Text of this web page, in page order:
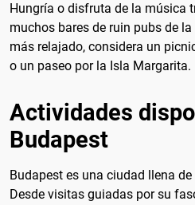
Hungría o disfruta de la música
muchos bares de ruin pubs de
más relajado, considera un
o un paseo por la Isla Margarita.
Actividades
Budapest
Budapest es una ciudad llena
Desde visitas guiadas por su